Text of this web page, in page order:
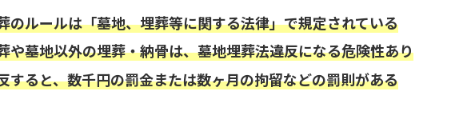
のルールは「墓地、埋葬等に関する法律」で規定されている
や墓地以外の埋葬・納骨は、墓地埋葬法違反になる危険性あり
すると、数千円の罰金または数ヶ月の拘留などの罰則がある